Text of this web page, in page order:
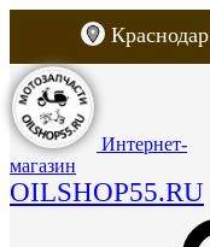
Краснодар
Интернет-
магазин
OILSHOP55.RU